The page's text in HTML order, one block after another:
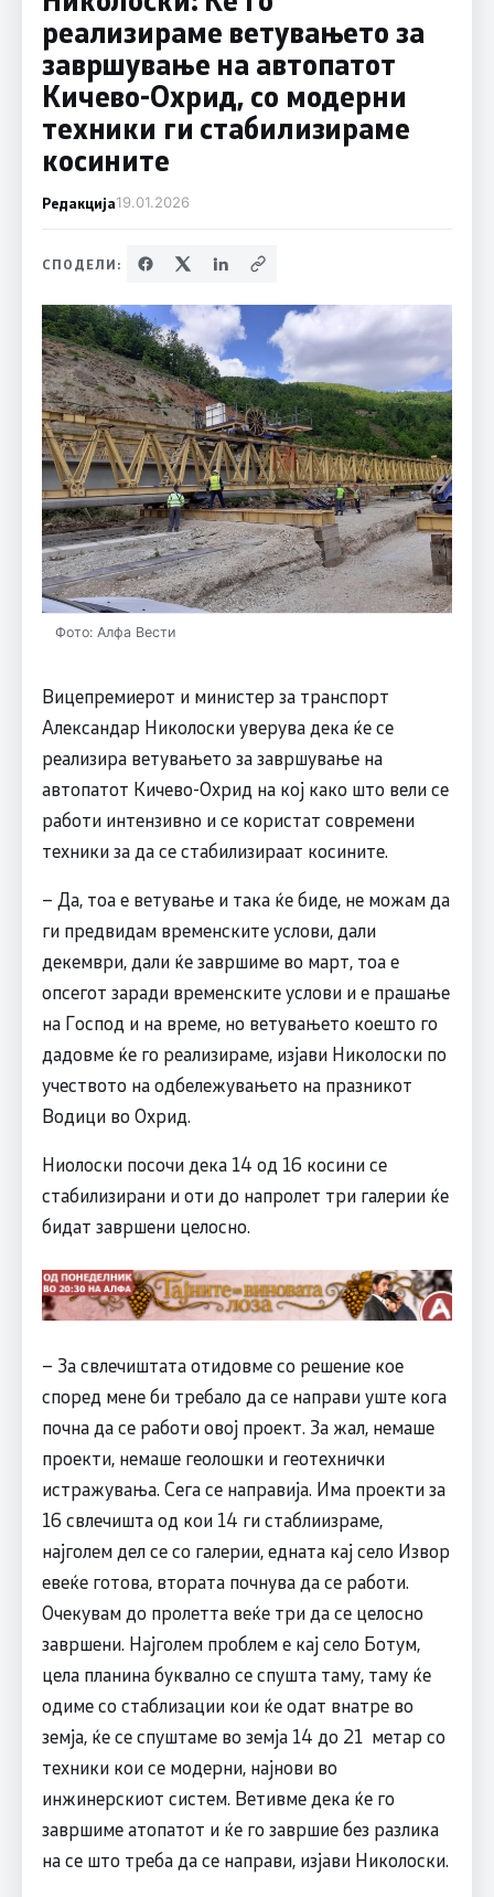
реализираме ветувањето за
завршување на автопатот
Кичево-Охрид, со модерни
техники ги стабилизираме
косините
Редакција19.01.2026
СПОДЕЛИ:
Фото: Алфа Вести
Вицепремиерот и министер за транспорт
Александар Николоски уверува дека ќе се
реализира ветувањето за завршување на
автопатот Кичево-Охрид на кој како што вели се
работи интензивно и се користат современи
техники за да се стабилизираат косините.
– Да, тоа е ветување и така ќе биде, не можам да
ги предвидам временските услови, дали
декември, дали ќе завршиме во март, тоа е
опсегот заради временските услови и е прашање
на Господ и на време, но ветувањето коешто го
дадовме ќе го реализираме, изјави Николоски по
учеството на одбележувањето на празникот
Водици во Охрид.
Ниолоски посочи дека 14 од 16 косини се
стабилизирани и оти до напролет три галерии ќе
бидат завршени целосно.
– За свлечиштата отидовме со решение кое
според мене би требало да се направи уште кога
почна да се работи овој проект. За жал, немаше
проекти, немаше геолошки и геотехнички
истражувања. Сега се направија. Има проекти за
16 свлечишта од кои 14 ги стаблиизраме,
најголем дел се со галерии, едната кај село Извор
евеќе готова, втората почнува да се работи.
Очекувам до пролетта веќе три да се целосно
завршени. Најголем проблем е кај село Ботум,
цела планина буквално се спушта таму, таму ќе
одиме со стаблизации кои ќе одат внатре во
земја, ќе се спуштаме во земја 14 до 21 метар со
техники кои се модерни, најнови во
инжинерскиот систем. Ветивме дека ќе го
завршиме атопатот и ќе го завршие без разлика
на се што треба да се направи, изјави Николоски.